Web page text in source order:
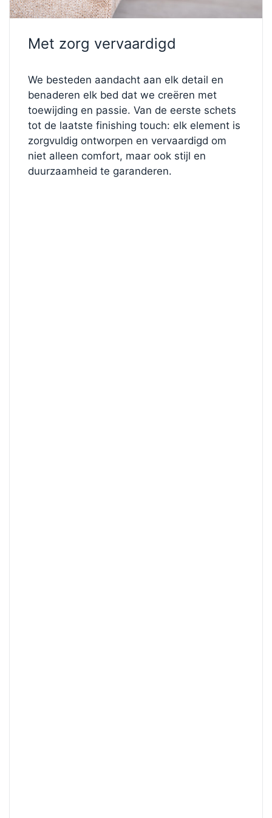
stijl van het hoofdbord aanpassen?
elk element: ontwerp een bed dat helemaal bij u
Begin hieronder met ontwerpen!
Met zorg vervaardigd
We besteden aandacht aan elk detail en
benaderen elk bed dat we creëren met
toewijding en passie. Van de eerste schets
tot de laatste finishing touch: elk element is
zorgvuldig ontworpen en vervaardigd om
niet alleen comfort, maar ook stijl en
duurzaamheid te garanderen.